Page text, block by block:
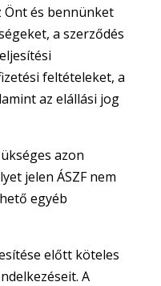
Önt és bennünket
a szerződés
feltételeket, a
az elállási jog
azon
jelen ÁSZF nem
egyéb
előtt köteles
A